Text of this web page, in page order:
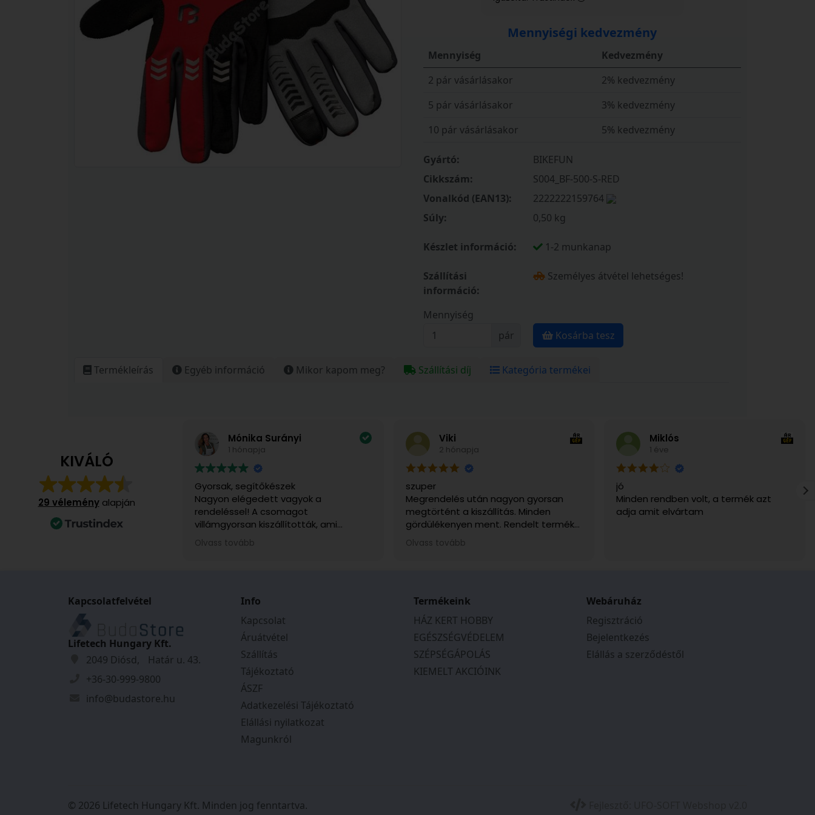
Mennyiségi kedvezmény
Mennyiség
Kedvezmény
2 pár vásárlásakor
2% kedvezmény
5 pár vásárlásakor
3% kedvezmény
10 pár vásárlásakor
5% kedvezmény
Gyártó:
BIKEFUN
Cikkszám:
S004_BF-500-S-RED
Vonalkód (EAN13):
2222222159764
Súly:
0,50 kg
Készlet információ: 1-2 munkanap
Szállítási
információ:
Személyes átvétel lehetséges!
Mennyiség
pár
Kosárba tesz
Termékleírás Egyéb információ Mikor kapom meg? Szállítási díj Kategória termékei
KIVÁLÓ
29 véleményalapján
Mónika Surányi
1 hónapja
Gyorsak, segítőkészek
Nagyon elégedett vagyok a
rendeléssel! A csomagot
villámgyorsan kiszállították, ami
számomra különösen fontos volt, mert
ajándékba rendeltem. Telefonon is
időpontjáról pontos tájékoztatást
szerint történt. Csak ajánlani tudom
Olvass tovább
Viki
2 hónapja
szuper
Megrendelés után nagyon gyorsan
megtörtént a kiszállítás. Minden
gördülékenyen ment. Rendelt termék
sérülésmentesen érkezett meg. Csak
ajánlani tudom.
Olvass tovább
Miklós
1 éve
jó
Minden rendben volt, a termék azt
adja amit elvártam
Kapcsolatfelvétel
Lifetech Hungary Kft.
2049 Diósd, Határ u. 43.
+36-30-999-9800
info@budastore.hu
Info
Kapcsolat
Áruátvétel
Szállítás
Tájékoztató
ÁSZF
Adatkezelési Tájékoztató
Elállási nyilatkozat
Magunkról
Termékeink
HÁZ KERT HOBBY
EGÉSZSÉGVÉDELEM
SZÉPSÉGÁPOLÁS
KIEMELT AKCIÓINK
Webáruház
Regisztráció
Bejelentkezés
Elállás a szerződéstől
© 2026 Lifetech Hungary Kft. Minden jog fenntartva.